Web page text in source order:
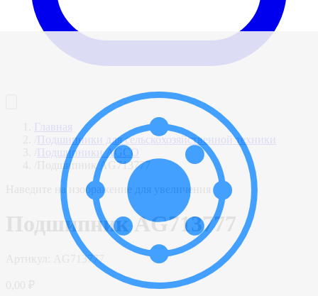
Главная
Подшипники для сельскохозяйственной техники
Подшипники AGCO
Подшипник AG713777
Наведите на изображение для увеличения
Подшипник AG713777
AG713777